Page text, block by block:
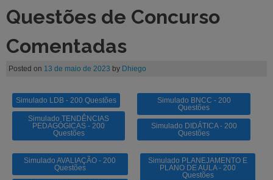
Questões de Concurso
Comentadas
Posted on 13 de maio de 2023 by Dhiego
Simulado LDB - 200 Questões
Simulado TENDÊNCIAS
PEDAGÓGICAS - 200
Questões
Simulado BNCC - 200
Questões
Simulado DIDÁTICA - 200
Questões
Simulado AVALIAÇÃO - 200
Questões
Simulado PLANEJAMENTO E
PLANO DE AULA - 200
Questões